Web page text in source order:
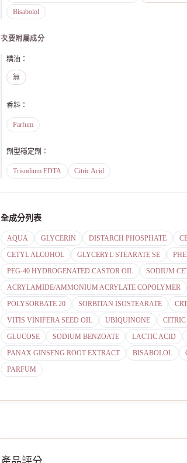
Bisabolol
次要附屬成分
精油 ：
無
香料 ：
Parfum
劑型穩定劑 ：
Trisodium EDTA Citric Acid
全成分列表
AQUA GLYCERIN DISTARCH PHOSPHATE
CETYL ALCOHOL
GLYCERYL STEARATE SE
PEG-40 HYDROGENATED CASTOR OIL
SODIUM
ACRYLAMIDE/AMMONIUM ACRYLATE COPOLYMER
POLYSORBATE 20
SORBITAN ISOSTEARATE
VITIS VINIFERA SEED OIL
UBIQUINONE
GLUCOSE
SODIUM BENZOATE LACTIC ACID
PANAX GINSENG ROOT EXTRACT
BISABOLOL
PARFUM